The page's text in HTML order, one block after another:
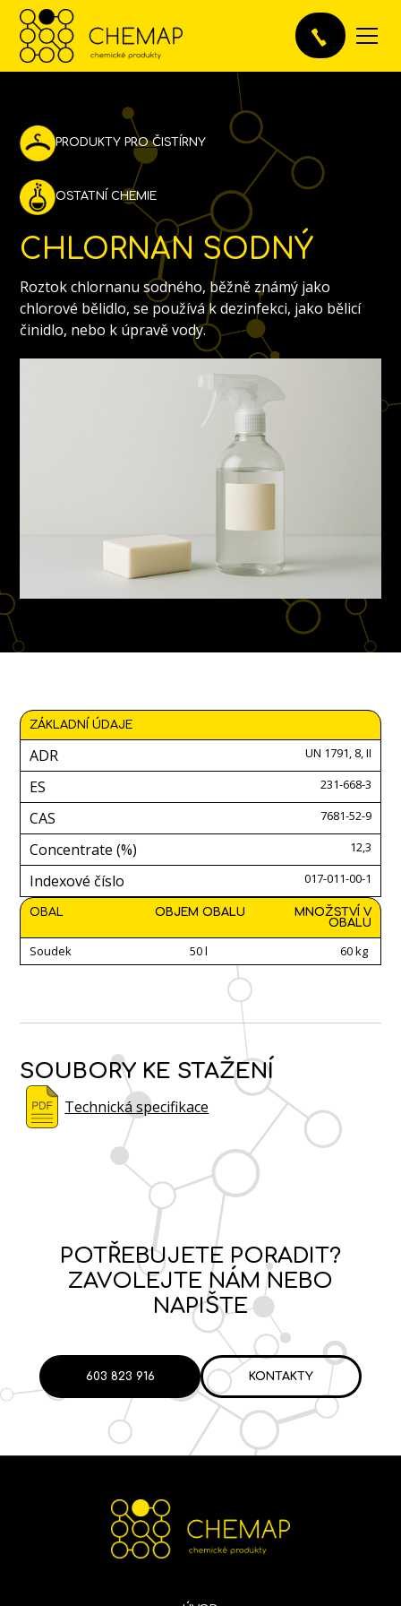
PRODUKTY PRO ČISTÍRNY
OSTATNÍ CHEMIE
CHLORNAN SODNÝ
Roztok chlornanu sodného, běžně známý jako
chlorové bělidlo, se používá k dezinfekci, jako bělicí
činidlo, nebo k úpravě vody.
ZÁKLADNÍ ÚDAJE
ADR UN 1791, 8, II
ES 231-668-3
CAS 7681-52-9
Concentrate (%) 12,3
Indexové číslo 017-011-00-1
OBAL OBJEM OBALU
MNOŽSTVÍ V
OBALU
Soudek 50 l 60 kg
SOUBORY KE STAŽENÍ
Technická specifikace
POTŘEBUJETE PORADIT?
ZAVOLEJTE NÁM NEBO
NAPIŠTE
603 823 916 KONTAKTY